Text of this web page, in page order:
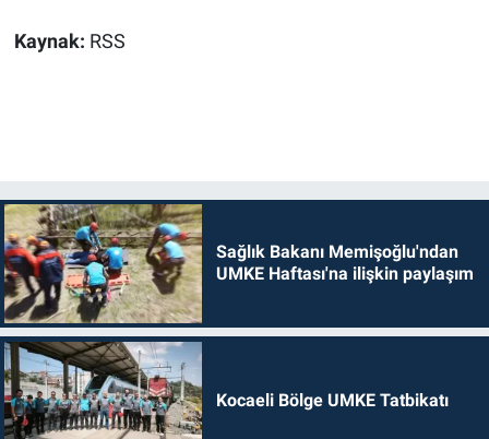
Kaynak: RSS
Sağlık Bakanı Memişoğlu'ndan
UMKE Haftası'na ilişkin paylaşım
Kocaeli Bölge UMKE Tatbikatı